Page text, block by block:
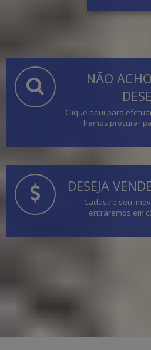
NÃO
Clique aqui para
Iremos procurar
DESEJA
Cadastre seu
entraremos em